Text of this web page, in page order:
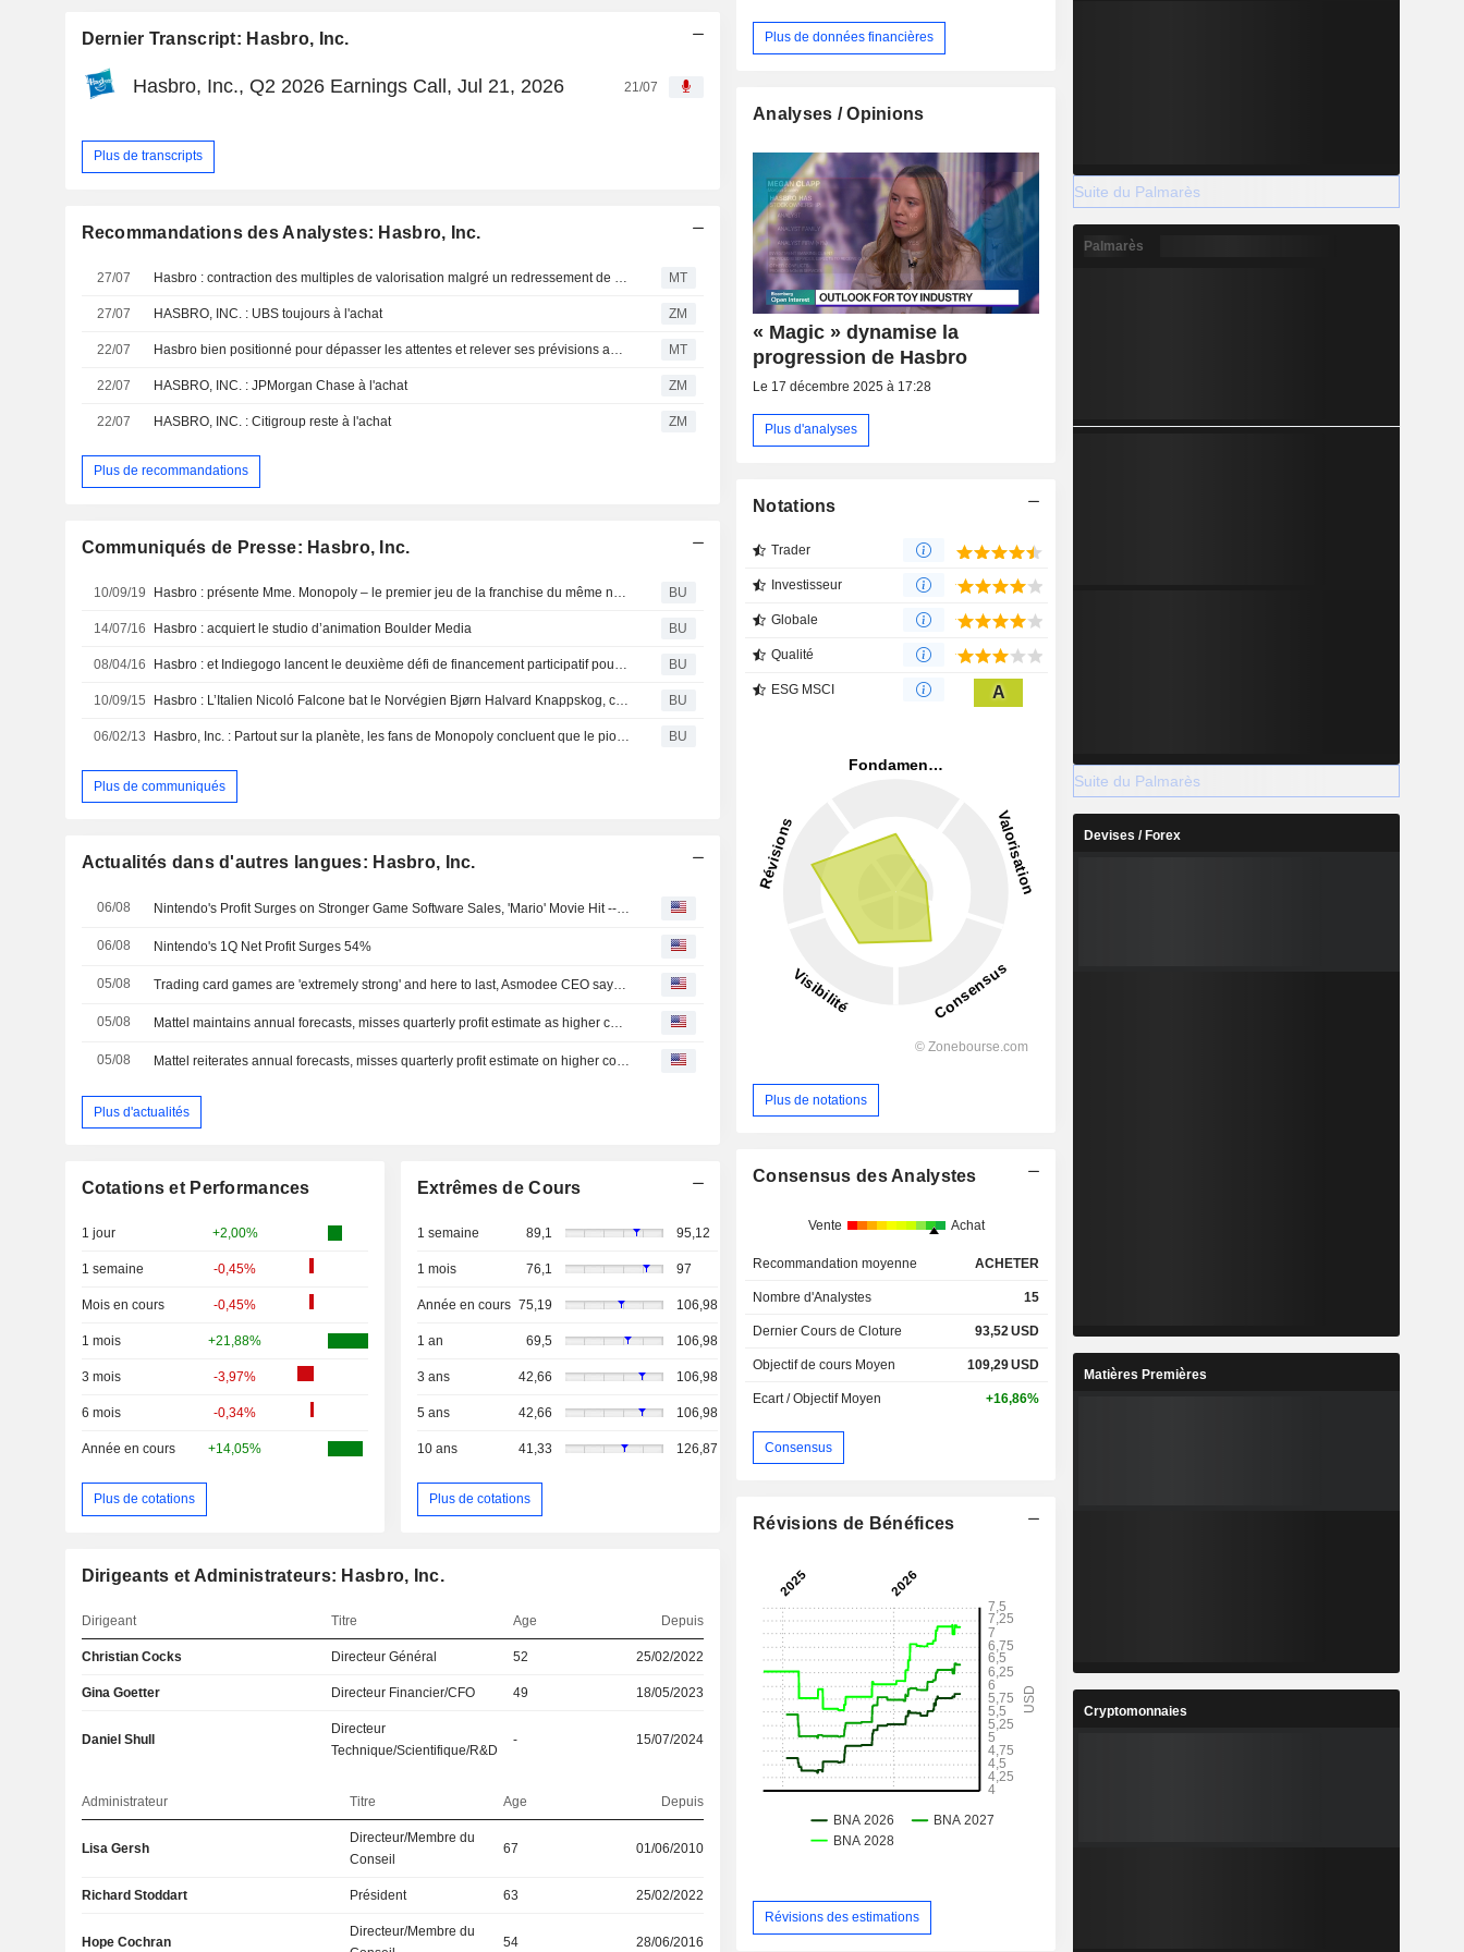
Dernier Transcript: Hasbro, Inc.
Hasbro, Inc., Q2 2026 Earnings Call, Jul 21, 2026 21/07
Plus de transcripts
Recommandations des Analystes: Hasbro, Inc.
27/07 MT
27/07 HASBRO, INC. : UBS toujours à l'achat ZM
22/07 MT
22/07 HASBRO, INC. : JPMorgan Chase à l'achat ZM
22/07 HASBRO, INC. : Citigroup reste à l'achat ZM
Plus de recommandations
Communiqués de Presse: Hasbro, Inc.
10/09/19 Hasbro : présente Mme. Monopoly – le premier jeu de la franchise du même nom, qui célèbre les pionnières BU
14/07/16 Hasbro : acquiert le studio d’animation Boulder Media BU
08/04/16 Hasbro : et Indiegogo lancent le deuxième défi de financement participatif pour découvrir le prochain grand jeu vedette BU
10/09/15 Hasbro : L’Italien Nicoló Falcone bat le Norvégien Bjørn Halvard Knappskog, champion en titre, au Championnat du monde de Monopoly 2015 ! BU
06/02/13 Hasbro, Inc. : Partout sur la planète, les fans de Monopoly concluent que le pion chat sera le complément « rrrêvé » à la version traditionnelle du jeu BU
Plus de communiqués
Actualités dans d'autres langues: Hasbro, Inc.
06/08 Nintendo's Profit Surges on Stronger Game Software Sales, 'Mario' Movie Hit -- Update
06/08 Nintendo's 1Q Net Profit Surges 54%
05/08 Trading card games are 'extremely strong' and here to last, Asmodee CEO says (Aug. 4)
05/08 Mattel maintains annual forecasts, misses quarterly profit estimate as higher costs squeeze margins
05/08 Mattel reiterates annual forecasts, misses quarterly profit estimate on higher costs
Plus d'actualités
Cotations et Performances
1 jour +2,00%
1 semaine -0,45%
Mois en cours -0,45%
1 mois +21,88%
3 mois -3,97%
6 mois -0,34%
Année en cours +14,05%
Plus de cotations
Extrêmes de Cours
1 semaine 89,1 95,12
1 mois 76,1 97
Année en cours 75,19 106,98
1 an 69,5 106,98
3 ans 42,66 106,98
5 ans 42,66 106,98
10 ans 41,33 126,87
Plus de cotations
Dirigeants et Administrateurs: Hasbro, Inc.
Dirigeant Titre Age Depuis
Christian Cocks Directeur Général 52 25/02/2022
Gina Goetter Directeur Financier/CFO 49 18/05/2023
Daniel Shull
Directeur
Technique/Scientifique/R&D
- 15/07/2024
Administrateur Titre Age Depuis
Lisa Gersh
Directeur/Membre du
Conseil
67 01/06/2010
Richard Stoddart Président 63 25/02/2022
Hope Cochran
Directeur/Membre du
54 28/06/2016
Plus de données financières
Analyses / Opinions
« Magic » dynamise la
progression de Hasbro
Le 17 décembre 2025 à 17:28
Plus d'analyses
Notations
Trader
Investisseur
Globale
Qualité
ESG MSCI A
Plus de notations
Consensus des Analystes
Vente Achat
Recommandation moyenne ACHETER
Nombre d'Analystes 15
Dernier Cours de Cloture 93,52USD
Objectif de cours Moyen 109,29USD
Ecart / Objectif Moyen +16,86%
Consensus
Révisions de Bénéfices
Révisions des estimations
Suite du Palmarès
Palmarès
Suite du Palmarès
Devises / Forex
Matières Premières
Cryptomonnaies